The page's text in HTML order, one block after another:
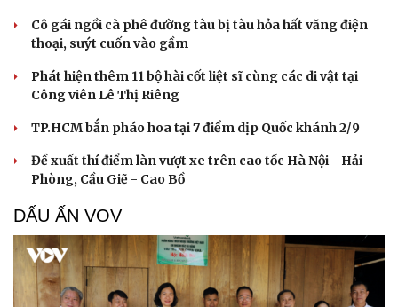
Cô gái ngồi cà phê đường tàu bị tàu hỏa hất văng điện
thoại, suýt cuốn vào gầm
Phát hiện thêm 11 bộ hài cốt liệt sĩ cùng các di vật tại
Công viên Lê Thị Riêng
TP.HCM bắn pháo hoa tại 7 điểm dịp Quốc khánh 2/9
Đề xuất thí điểm làn vượt xe trên cao tốc Hà Nội - Hải
Phòng, Cầu Giẽ - Cao Bồ
DẤU ẤN VOV